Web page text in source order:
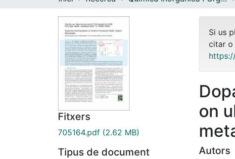
Fitxers
705164.pdf (2.62 MB)
Tipus de document
Si us
citar o
on
Autors